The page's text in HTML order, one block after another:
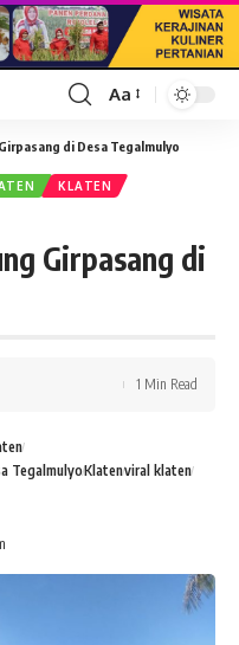
Font
Resizer
Aa
di Desa Tegalmulyo
KLATEN
Girpasang di
TegalmulyoKlatenviral klaten
1 Min Read